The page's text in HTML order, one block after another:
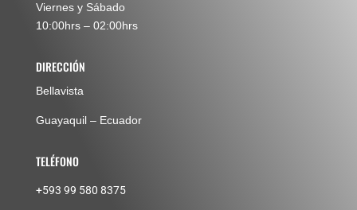
Viernes y Sábado
10:00hrs – 02:00hrs
DIRECCIÓN
Bellavista
Guayaquil – Ecuador
TELÉFONO
+593 99 580 8375